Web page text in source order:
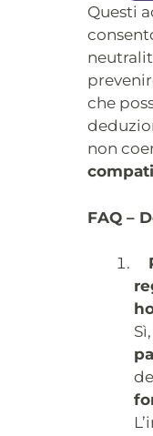
Questi
che
non
FAQ –